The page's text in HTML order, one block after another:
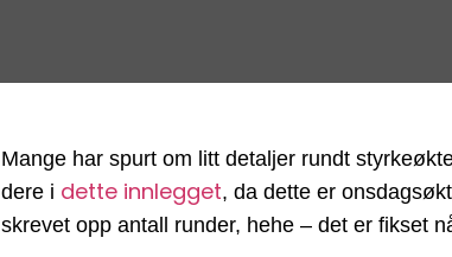
Mange har spurt om litt detaljer rundt
dere i dette innlegget, da dette er
skrevet opp antall runder, hehe – det er fikset